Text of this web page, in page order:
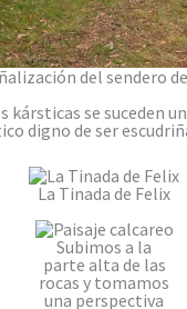
del sendero
kársticas se suceden
digno de ser
La Tinada de Felix
Subimos a la
parte alta de las
rocas y tomamos
una perspectiva